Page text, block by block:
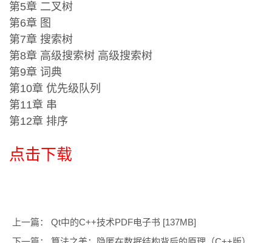
第5章 二叉树
第6章 图
第7章 搜索树
第8章 高级搜索树 高级搜索树
第9章 词典
第10章 优先级队列
第11章 串
第12章 排序
点击下载
上一篇： Qt中的C++技术PDF电子书 [137MB]